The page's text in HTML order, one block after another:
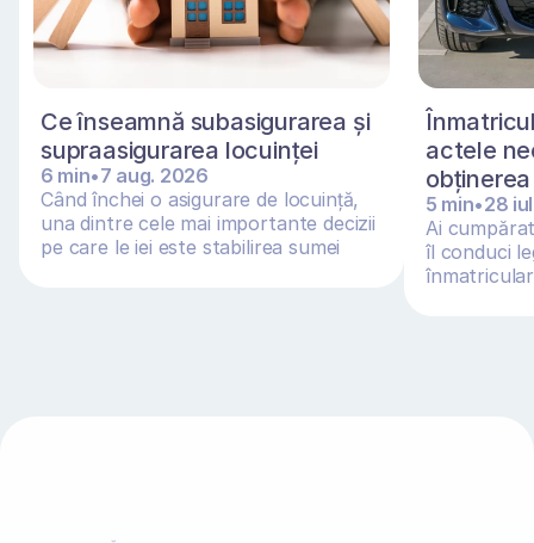
Ce înseamnă subasigurarea și
supraasigurarea locuinței
6 min•7 aug. 2026
Când închei o asigurare de locuință,
una dintre cele mai importante decizii
pe care le iei este stabilirea sumei
actele
5 min•28
Ai
îl conduci